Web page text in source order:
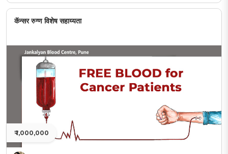
कॅन्सर रुग्ण विशेष सहाय्यता
₹ 1,000,000